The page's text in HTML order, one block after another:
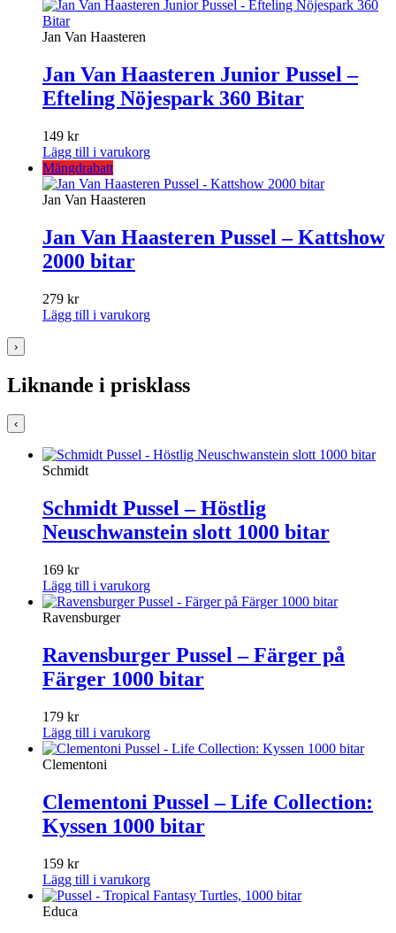
Jan Van Haasteren
Jan Van Haasteren Junior Pussel –
Efteling Nöjespark 360 Bitar
149 kr
Lägg till i varukorg
Mängdrabatt
Jan Van Haasteren
Jan Van Haasteren Pussel – Kattshow
2000 bitar
279 kr
Lägg till i varukorg
›
Liknande i prisklass
‹
Schmidt
Schmidt Pussel – Höstlig
Neuschwanstein slott 1000 bitar
169 kr
Lägg till i varukorg
Ravensburger
Ravensburger Pussel – Färger på
Färger 1000 bitar
179 kr
Lägg till i varukorg
Clementoni
Clementoni Pussel – Life Collection:
Kyssen 1000 bitar
159 kr
Lägg till i varukorg
Educa